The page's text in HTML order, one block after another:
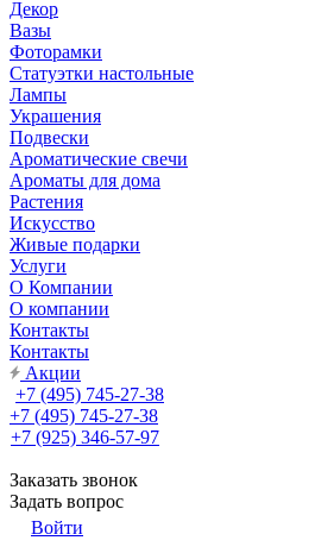
Декор
Вазы
Фоторамки
Статуэтки настольные
Лампы
Украшения
Подвески
Ароматические свечи
Ароматы для дома
Растения
Искусство
Живые подарки
Услуги
О Компании
О компании
Контакты
Контакты
Акции
+7 (495) 745-27-38
+7 (495) 745-27-38
+7 (925) 346-57-97
Заказать звонок
Задать вопрос
Войти